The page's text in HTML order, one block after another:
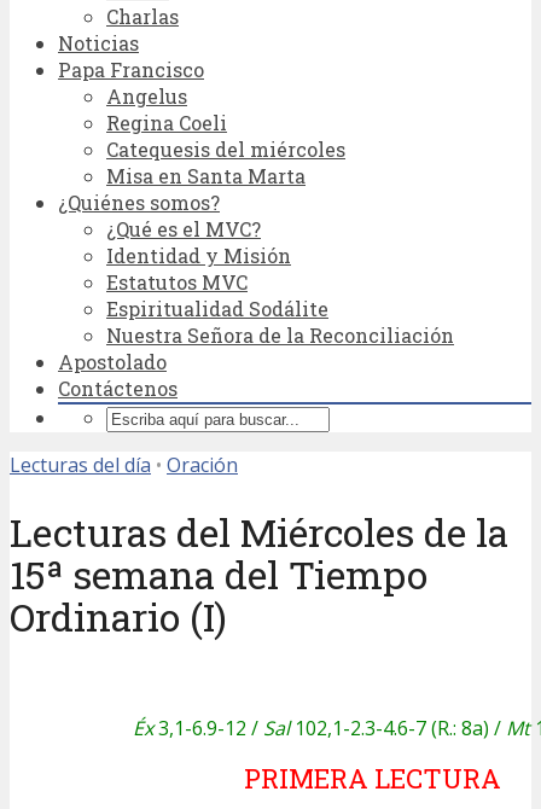
Charlas
Noticias
Papa Francisco
Angelus
Regina Coeli
Catequesis del miércoles
Misa en Santa Marta
¿Quiénes somos?
¿Qué es el MVC?
Identidad y Misión
Estatutos MVC
Espiritualidad Sodálite
Nuestra Señora de la Reconciliación
Apostolado
Contáctenos
Lecturas del día • Oración
Lecturas del Miércoles de la
15ª semana del Tiempo
Ordinario (I)
Éx3,1-6.9-12 / Sal102,1-2.3-4.6-7 (R.: 8a) / Mt
PRIMERA LECTURA